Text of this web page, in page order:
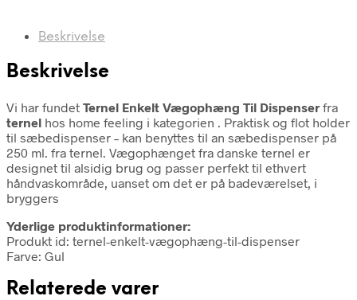
Beskrivelse
Beskrivelse
Vi har fundet Ternel Enkelt Vægophæng Til Dispenser fra
ternel hos home feeling i kategorien . Praktisk og flot holder
til sæbedispenser – kan benyttes til an sæbedispenser på
250 ml. fra ternel. Vægophænget fra danske ternel er
designet til alsidig brug og passer perfekt til ethvert
håndvaskområde, uanset om det er på badeværelset, i
bryggers
Yderlige produktinformationer:
Produkt id: ternel-enkelt-vægophæng-til-dispenser
Farve: Gul
Relaterede varer